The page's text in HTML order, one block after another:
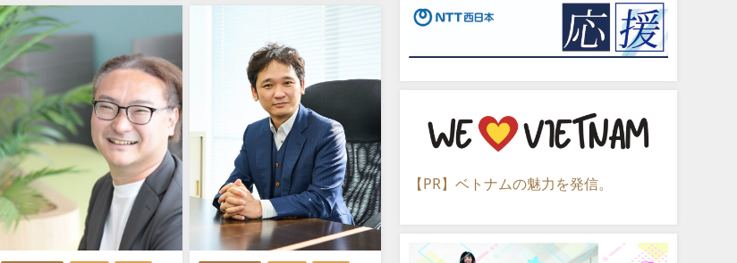
【PR】ベトナムの魅力を発信。